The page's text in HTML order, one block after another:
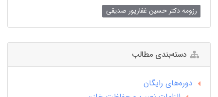
رزومه دکتر حسین غفارپور صدیقی
دسته‌بندی مطالب
دوره‌های رایگان